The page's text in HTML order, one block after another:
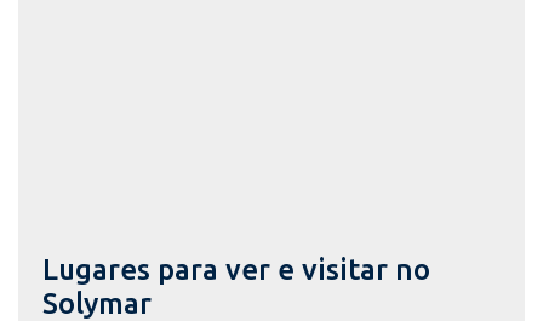
Lugares para ver e visitar no
Solymar